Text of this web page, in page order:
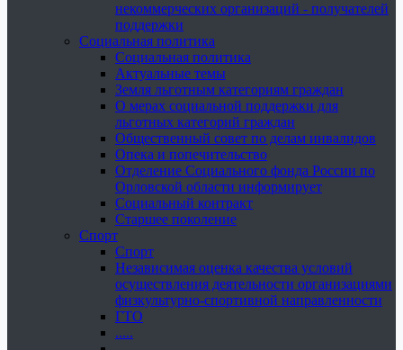
некоммерческих организаций - получателей
поддержки
Социальная политика
Социальная политика
Актуальные темы
Земля льготным категориям граждан
О мерах социальной поддержки для
льготных категорий граждан
Общественный совет по делам инвалидов
Опека и попечительство
Отделение Социального фонда России по
Орловской области информирует
Социальный контракт
Старшее поколение
Спорт
Спорт
Независимая оценка качества условий
осуществления деятельности организациями
физкультурно-спортивной направленности
ГТО
.....